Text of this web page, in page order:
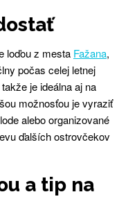
loďou z mesta Fažana,
počas celej letnej
je ideálna aj na
možnosťou je vyraziť
alebo organizované
ďalších ostrovčekov
a tip na